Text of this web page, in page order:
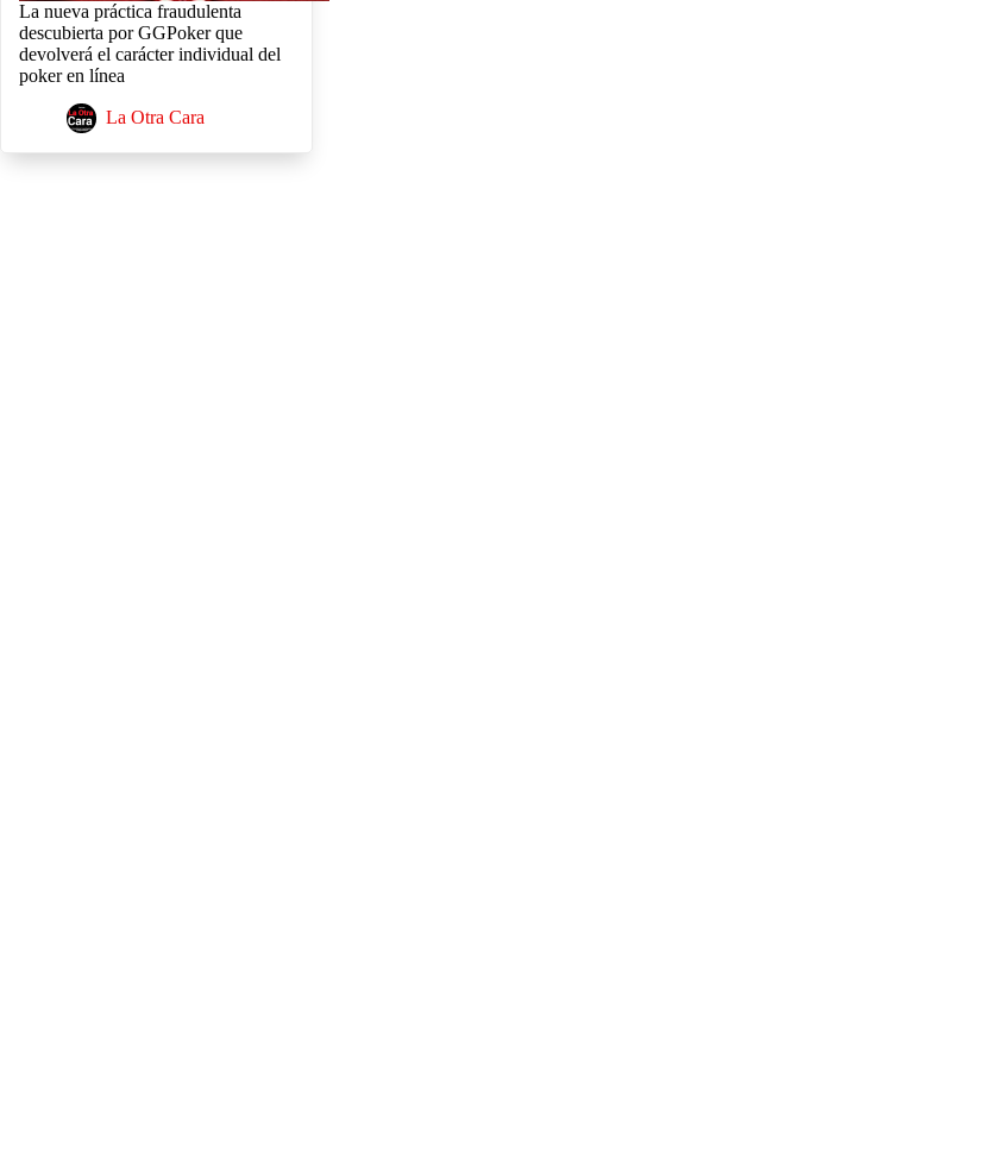
La nueva práctica fraudulenta
descubierta por GGPoker que
devolverá el carácter individual del
poker en línea
La Otra Cara